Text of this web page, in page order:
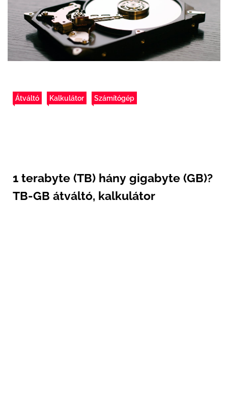
Átváltó Kalkulátor Számítógép
1 terabyte (TB) hány gigabyte (GB)?
TB-GB átváltó, kalkulátor